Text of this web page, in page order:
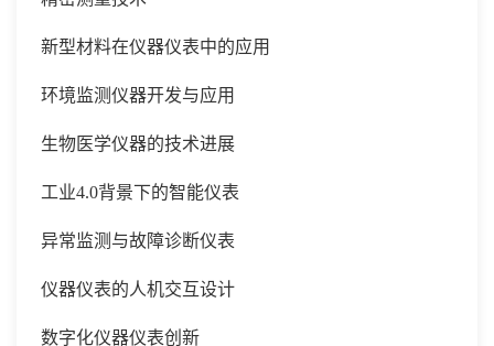
新型材料在仪器仪表中的应用
环境监测仪器开发与应用
生物医学仪器的技术进展
工业4.0背景下的智能仪表
异常监测与故障诊断仪表
仪器仪表的人机交互设计
数字化仪器仪表创新